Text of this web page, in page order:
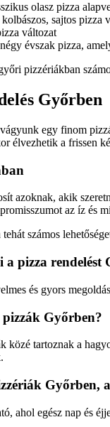
olasz pizza
sajtos pizza
változat
évszak pizza,
pizzériákban
Győrben
egy finom
élvezhetik a frissen
azoknak, akik
az íz és
számos
a pizza rendelést
és gyors
Győrben?
közé tartoznak a
Győrben,
ahol egész nap és